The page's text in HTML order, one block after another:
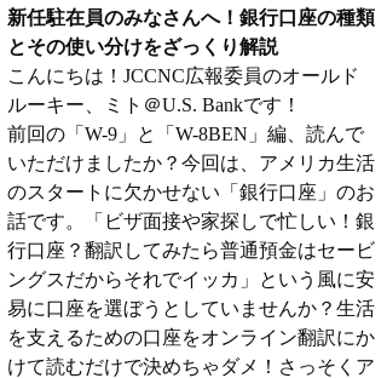
新任駐在員のみなさんへ！銀行口座の種類
とその使い分けをざっくり解説
こんにちは！JCCNC広報委員のオールド
ルーキー、ミト＠U.S. Bankです！
前回の「W-9」と「W-8BEN」編、読んで
いただけましたか？今回は、アメリカ生活
のスタートに欠かせない「銀行口座」のお
話です。「ビザ面接や家探しで忙しい！銀
行口座？翻訳してみたら普通預金はセービ
ングスだからそれでイッカ」という風に安
易に口座を選ぼうとしていませんか？生活
を支えるための口座をオンライン翻訳にか
けて読むだけで決めちゃダメ！さっそくア